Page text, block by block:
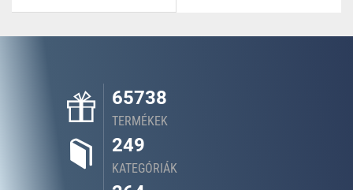
65738
TERMÉKEK
249
KATEGÓRIÁK